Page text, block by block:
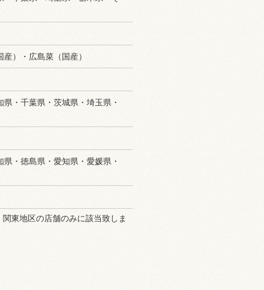
）・広島菜（国産）
県・千葉県・茨城県・埼玉県・
県・徳島県・愛知県・愛媛県・
東地区の店舗のみに該当致しま